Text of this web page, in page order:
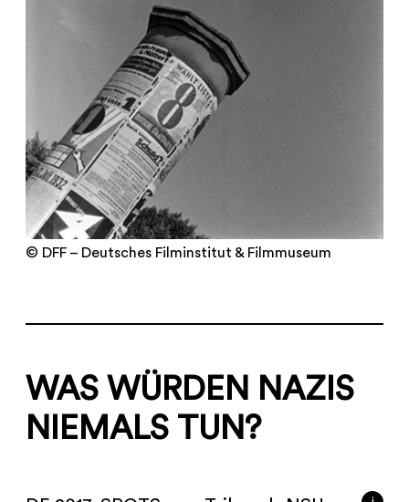
© DFF – Deutsches Filminstitut & Filmmuseum
WAS WÜRDEN NAZIS
NIEMALS TUN?